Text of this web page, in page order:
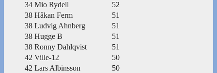
34 Mio Rydell
52
38 Håkan Ferm
51
38 Ludvig Ahnberg
51
38 Hugge B
51
38 Ronny Dahlqvist
51
42 Ville-12
50
42 Lars Albinsson
50